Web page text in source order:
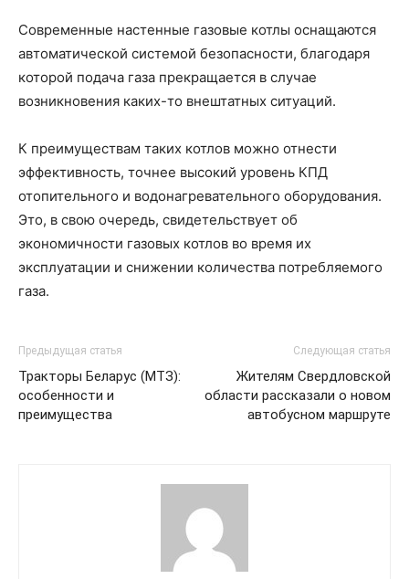
Современные настенные газовые котлы оснащаются
автоматической системой безопасности, благодаря
которой подача газа прекращается в случае
возникновения каких-то внештатных ситуаций.
К преимуществам таких котлов можно отнести
эффективность, точнее высокий уровень КПД
отопительного и водонагревательного оборудования.
Это, в свою очередь, свидетельствует об
экономичности газовых котлов во время их
эксплуатации и снижении количества потребляемого
газа.
Предыдущая статья
Тракторы Беларус (МТЗ):
особенности и
преимущества
Следующая статья
Жителям Свердловской
области рассказали о новом
автобусном маршруте